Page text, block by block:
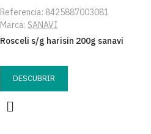
Referencia: 8425887003081
Marca: SANAVI
Rosceli s/g harisin 200g sanavi
DESCUBRIR